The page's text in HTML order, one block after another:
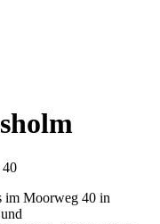
im Moorweg 40 in